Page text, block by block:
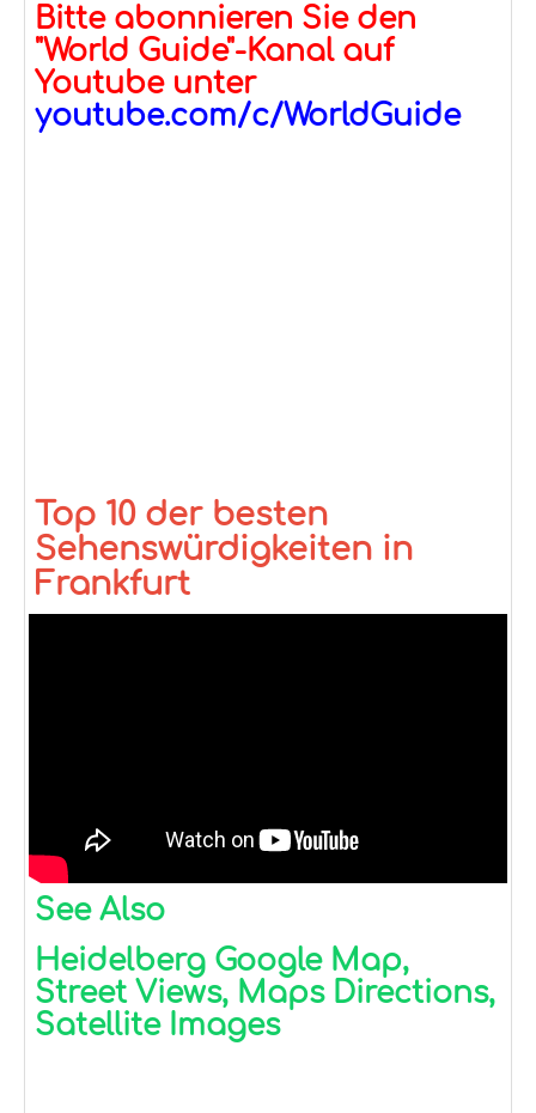
Bitte abonnieren Sie den
"World Guide"-Kanal auf
Youtube unter
youtube.com/c/WorldGuide
Top 10 der besten
Sehenswürdigkeiten in
Frankfurt
See Also
Heidelberg Google Map,
Street Views, Maps Directions,
Satellite Images